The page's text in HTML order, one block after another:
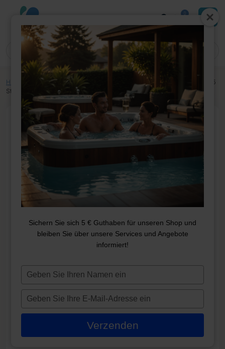
0
Home Whirlpool-Teile Steuerkasten
Aeware In.Ye 5
Steuerbox
AEWARE IN.YE 5 STEUERBOX
945,95 €
Auf Lager
Sichern Sie sich 5 € Guthaben für unseren Shop und
bleiben Sie über unsere Services und Angebote
informiert!
Typ
naam
Typ
e-
in
Verzenden